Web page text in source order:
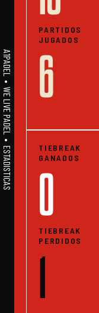
A1PADEL • WE LIVE PADEL • ESTADISTICAS
PARTIDOS
JUGADOS
6
TIEBREAK
GANADOS
0
TIEBREAK
PERDIDOS
1